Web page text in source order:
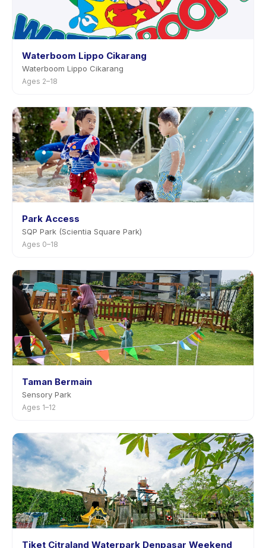
Waterboom Lippo Cikarang
Waterboom Lippo Cikarang
Ages 2–18
Park Access
SQP Park (Scientia Square Park)
Ages 0–18
Taman Bermain
Sensory Park
Ages 1–12
Tiket Citraland Waterpark Denpasar Weekend